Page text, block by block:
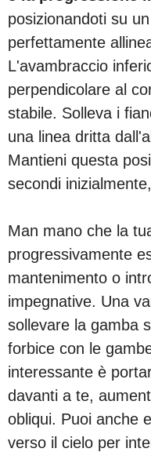
posizionandoti su
perfettamente
L'avambraccio
perpendicolare al
stabile. Solleva i
una linea dritta
Mantieni questa
secondi
Man mano che la
progressivamente
mantenimento o
impegnative. Una
sollevare la gamba
forbice con le
interessante è
davanti a te,
obliqui. Puoi anche
verso il cielo per